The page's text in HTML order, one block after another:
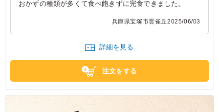
おかずの種類が多くて食べ飽きずに完食できました。
兵庫県宝塚市雲雀丘2025/06/03
詳細を見る
注文をする